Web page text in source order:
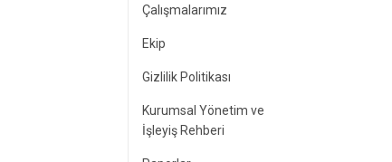
Çalışmalarımız
Ekip
Gizlilik Politikası
Kurumsal Yönetim ve
İşleyiş Rehberi